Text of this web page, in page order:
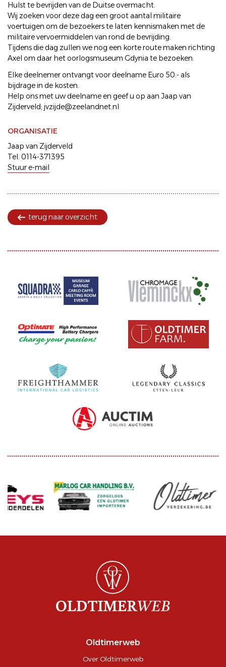
Hulst te bevrijden van de Duitse overmacht.
Wij zoeken voor deze dag een groot aantal militaire
voertuigen om de bezoekers te laten kennismaken met de
militaire vervoermiddelen van rond de bevrijding.
Tijdens die dag zullen we nog een korte route maken richting
Axel om daar het oorlogsmuseum Gdynia te bezoeken.
Elke deelnemer ontvangt voor deelname Euro 50.- als
bijdrage in de kosten.
Help ons met uw deelname en geef u op aan Jaap van
Zijderveld; jvzijde@zeelandnet.nl
ORGANISATIE
Jaap van Zijderveld
Tel. 0114-371395
Stuur e-mail
terug naar overzicht
Oldtimerweb
Over Oldtimerweb